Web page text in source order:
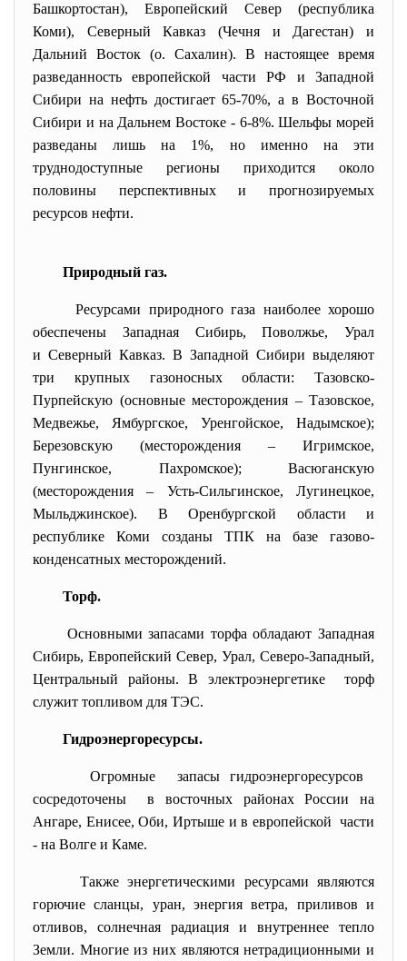
Башкортостан), Европейский Север (республика
Коми), Северный Кавказ (Чечня и Дагестан) и
Дальний Восток (о. Сахалин). В настоящее время
разведанность европейской части РФ и Западной
Сибири на нефть достигает 65-70%, а в Восточной
Сибири и на Дальнем Востоке - 6-8%. Шельфы морей
разведаны лишь на 1%, но именно на эти
труднодоступные регионы приходится около
половины перспективных и прогнозируемых
ресурсов нефти.
Природный газ.
Ресурсами природного газа наиболее хорошо
обеспечены Западная Сибирь, Поволжье, Урал
и Северный Кавказ. В Западной Сибири выделяют
три крупных газоносных области: Тазовско-
Пурпейскую (основные месторождения – Тазовское,
Медвежье, Ямбургское, Уренгойское, Надымское);
Березовскую (месторождения – Игримское,
Пунгинское, Пахромское); Васюганскую
(месторождения – Усть-Сильгинское, Лугинецкое,
Мыльджинское). В Оренбургской области и
республике Коми созданы ТПК на базе газово-
конденсатных месторождений.
Торф.
Основными запасами торфа обладают Западная
Сибирь, Европейский Север, Урал, Северо-Западный,
Центральный районы. В электроэнергетике торф
служит топливом для ТЭС.
Гидроэнергоресурсы.
Огромные запасы гидроэнергоресурсов
сосредоточены в восточных районах России на
Ангаре, Енисее, Оби, Иртыше и в европейской части
- на Волге и Каме.
Также энергетическими ресурсами являются
горючие сланцы, уран, энергия ветра, приливов и
отливов, солнечная радиация и внутреннее тепло
Земли. Многие из них являются нетрадиционными и